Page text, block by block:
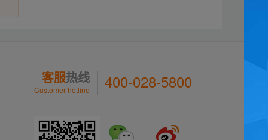
客服热线
Customer hotline 400-028-5800